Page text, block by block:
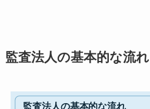
監査法人の基本的な流れ